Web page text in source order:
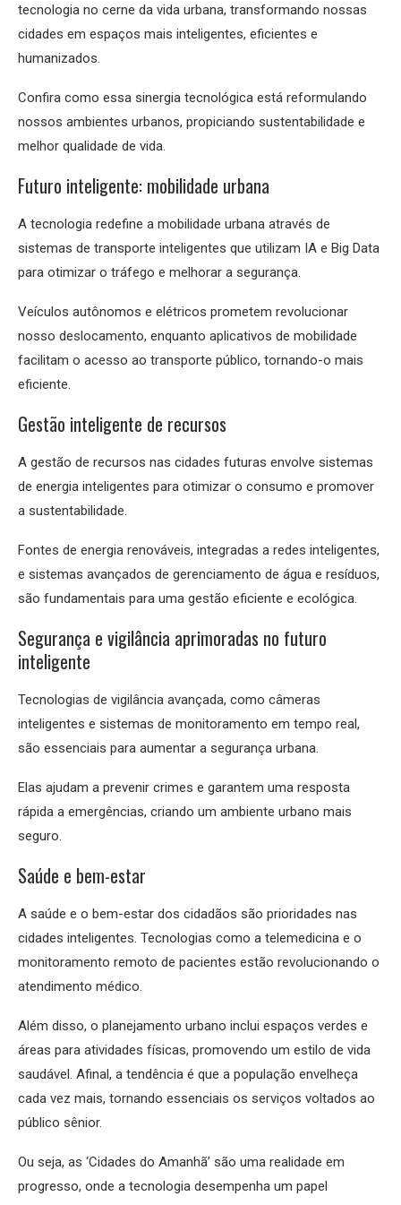
tecnologia no cerne da vida urbana, transformando nossas
cidades em espaços mais inteligentes, eficientes e
humanizados.
Confira como essa sinergia tecnológica está reformulando
nossos ambientes urbanos, propiciando sustentabilidade e
melhor qualidade de vida.
Futuro inteligente: mobilidade urbana
A tecnologia redefine a mobilidade urbana através de
sistemas de transporte inteligentes que utilizam IA e Big Data
para otimizar o tráfego e melhorar a segurança.
Veículos autônomos e elétricos prometem revolucionar
nosso deslocamento, enquanto aplicativos de mobilidade
facilitam o acesso ao transporte público, tornando-o mais
eficiente.
Gestão inteligente de recursos
A gestão de recursos nas cidades futuras envolve sistemas
de energia inteligentes para otimizar o consumo e promover
a sustentabilidade.
Fontes de energia renováveis, integradas a redes inteligentes,
e sistemas avançados de gerenciamento de água e resíduos,
são fundamentais para uma gestão eficiente e ecológica.
Segurança e vigilância aprimoradas no futuro
inteligente
Tecnologias de vigilância avançada, como câmeras
inteligentes e sistemas de monitoramento em tempo real,
são essenciais para aumentar a segurança urbana.
Elas ajudam a prevenir crimes e garantem uma resposta
rápida a emergências, criando um ambiente urbano mais
seguro.
Saúde e bem-estar
A saúde e o bem-estar dos cidadãos são prioridades nas
cidades inteligentes. Tecnologias como a telemedicina e o
monitoramento remoto de pacientes estão revolucionando o
atendimento médico.
Além disso, o planejamento urbano inclui espaços verdes e
áreas para atividades físicas, promovendo um estilo de vida
saudável. Afinal, a tendência é que a população envelheça
cada vez mais, tornando essenciais os serviços voltados ao
público sênior.
Ou seja, as ‘Cidades do Amanhã’ são uma realidade em
progresso, onde a tecnologia desempenha um papel